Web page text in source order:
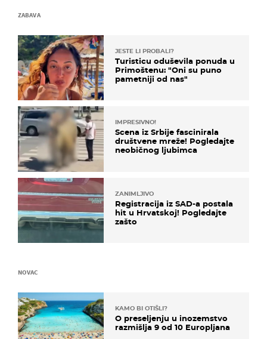
ZABAVA
JESTE LI PROBALI?
Turisticu oduševila ponuda u
Primoštenu: "Oni su puno
pametniji od nas"
IMPRESIVNO!
Scena iz Srbije fascinirala
društvene mreže! Pogledajte
neobičnog ljubimca
ZANIMLJIVO
Registracija iz SAD-a postala
hit u Hrvatskoj! Pogledajte
zašto
NOVAC
KAMO BI OTIŠLI?
O preseljenju u inozemstvo
razmišlja 9 od 10 Europljana